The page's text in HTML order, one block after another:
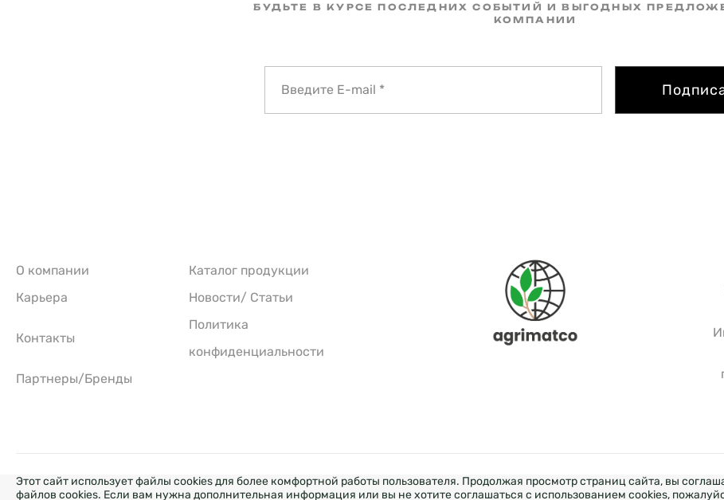
БУДЬТЕ В КУРСЕ ПОСЛЕДНИХ СОБЫТИЙ И ВЫГОДНЫХ
КОМПАНИИ
О компании
Каталог продукции
Карьера
Новости/ Статьи
Контакты
Политика
конфиденциальности
Партнеры/Бренды
РОЗРОБКА & ДИЗАЙН — WEZOM ПРОДВИЖЕНИЕ САЙТА ELIT-
Этот сайт использует файлы cookies для более комфортной работы пользователя. Продолжая просмотр страниц сайта, вы
файлов cookies. Если вам нужна дополнительная информация или вы не хотите соглашаться с использованием cookies,